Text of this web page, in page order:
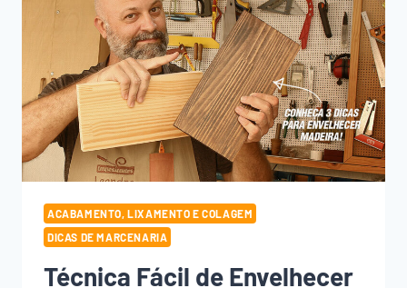
ACABAMENTO, LIXAMENTO E COLAGEM
DICAS DE MARCENARIA
Técnica Fácil de Envelhecer